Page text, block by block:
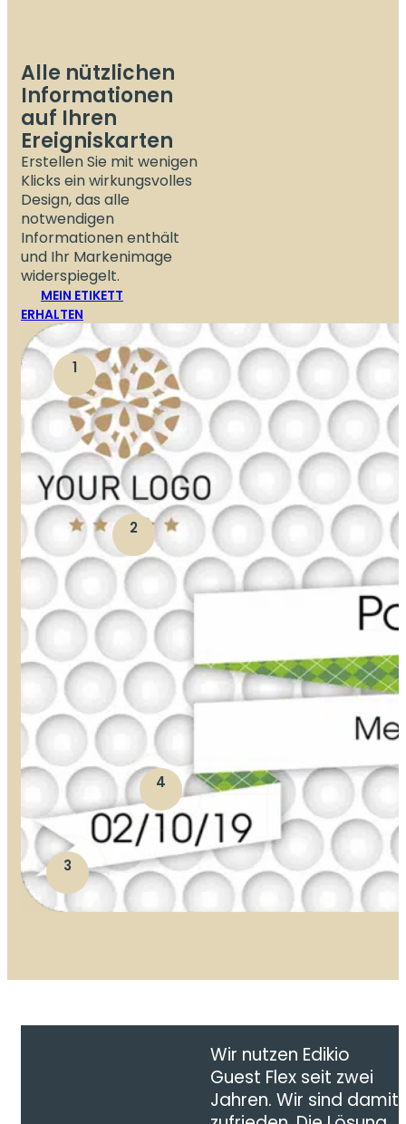
Alle nützlichen
Informationen
auf Ihren
Ereigniskarten
Erstellen Sie mit wenigen
Klicks ein wirkungsvolles
Design, das alle
notwendigen
Informationen enthält
und Ihr Markenimage
widerspiegelt.
MEIN ETIKETT
ERHALTEN
1
2
3
4
Wir nutzen Edikio
Guest Flex seit zwei
Jahren. Wir sind damit